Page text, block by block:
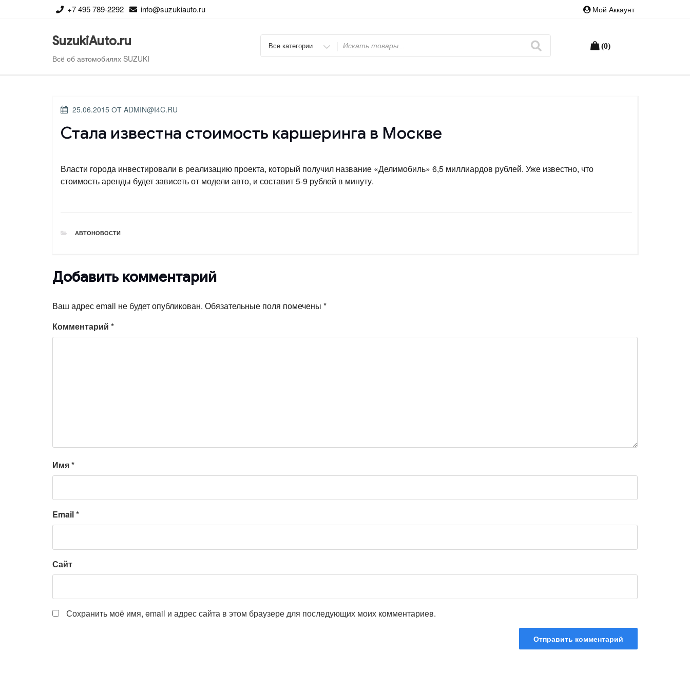
+7 495 789-2292 info@suzukiauto.ru Мой Аккаунт
SuzukiAuto.ru
Всё об автомобилях SUZUKI
Искать (0)
ОПУБЛИКОВАНО
25.06.2015 ОТ ADMIN@I4C.RU
Стала известна стоимость каршеринга в Москве
Власти города инвестировали в реализацию проекта, который получил название «Делимобиль» 6,5 миллиардов рублей. Уже известно, что
стоимость аренды будет зависеть от модели авто, и составит 5-9 рублей в минуту.
РУБРИКИ
АВТОНОВОСТИ
Добавить комментарий
Ваш адрес email не будет опубликован. Обязательные поля помечены *
Комментарий *
Имя*
Email*
Сайт
Сохранить моё имя, email и адрес сайта в этом браузере для последующих моих комментариев.